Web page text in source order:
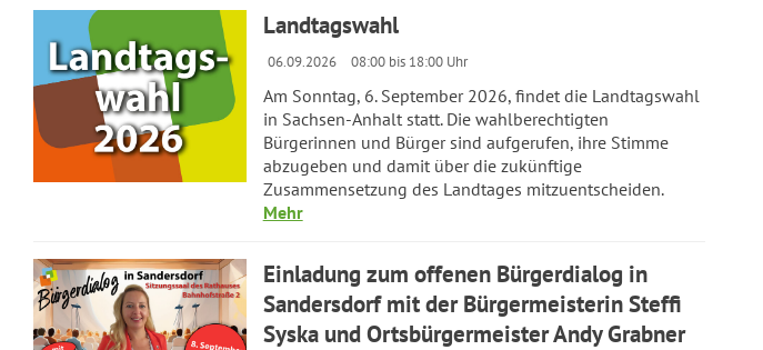
Landtagswahl
06.09.2026 08:00 bis 18:00 Uhr
Am Sonntag, 6. September 2026, findet die Landtagswahl
in Sachsen-Anhalt statt. Die wahlberechtigten
Bürgerinnen und Bürger sind aufgerufen, ihre Stimme
abzugeben und damit über die zukünftige
Zusammensetzung des Landtages mitzuentscheiden.
Mehr
Einladung zum offenen Bürgerdialog in
Sandersdorf mit der Bürgermeisterin Steffi
Syska und Ortsbürgermeister Andy Grabner